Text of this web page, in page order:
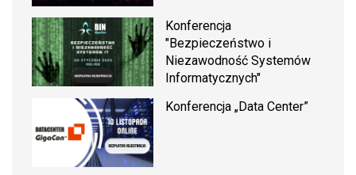
Konferencja
"Bezpieczeństwo i
Niezawodność Systemów
Informatycznych"
Konferencja „Data Center”